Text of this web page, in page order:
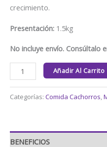
crecimiento.
Presentación: 1.5kg
No incluye envío. Consúltalo
Añadir Al Carrito
Categorías: Comida Cachorros,
BENEFICIOS